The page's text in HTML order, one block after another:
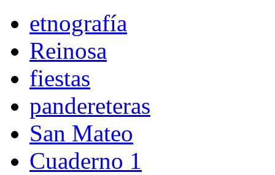
etnografía
Reinosa
fiestas
pandereteras
San Mateo
Cuaderno 1